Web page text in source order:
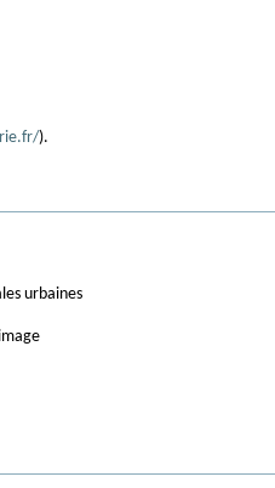
).
urbaines